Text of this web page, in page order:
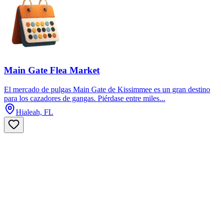
Main Gate Flea Market
El mercado de pulgas Main Gate de Kissimmee es un gran destino
para los cazadores de gangas. Piérdase entre miles...
Hialeah, FL